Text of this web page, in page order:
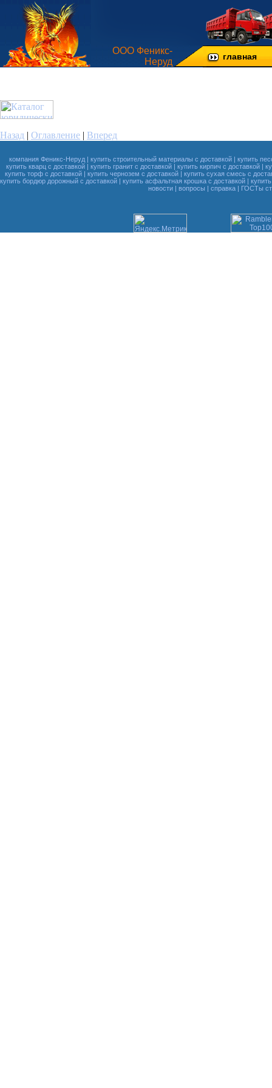
ООО Феникс-
Неруд
главная
Назад | Оглавление | Вперед
компания Феникс-Неруд | купить строительный материалы с доставкой | купить
купить кварц с доставкой | купить гранит с доставкой | купить кирпич с доставкой |
купить торф с доставкой | купить чернозем с доставкой | купить сухая смесь с
купить бордюр дорожный с доставкой | купить асфальтная крошка с доставкой |
новости| вопросы | справка| ГОСТы